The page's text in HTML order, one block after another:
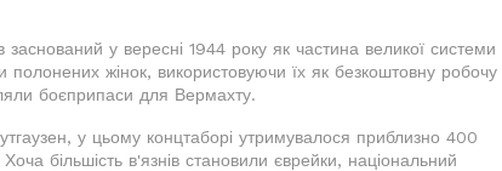
у вересні 1944 року як частина великої системи
полонених жінок, використовуючи їх як безкоштовну робочу
боєприпаси для Вермахту.
у цьому концтаборі утримувалося приблизно 400
більшість в'язнів становили єврейки, національний